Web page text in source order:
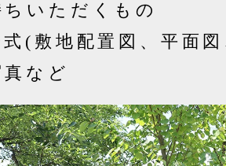
ちいただくもの
式(敷地配置図、平面
など